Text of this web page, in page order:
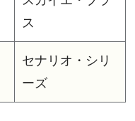
ス
セナリオ・シリ
ーズ